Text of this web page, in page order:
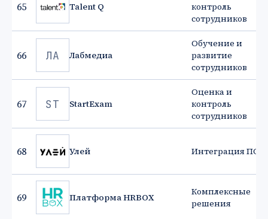
65 Talent Q
контроль
сотрудников
66 ЛА Лабмедиа
Обучение и
развитие
сотрудников
67 ST StartExam
Оценка и
контроль
сотрудников
68 Улей Интеграция ПО
69 Платформа HRBOX
Комплексные
решения